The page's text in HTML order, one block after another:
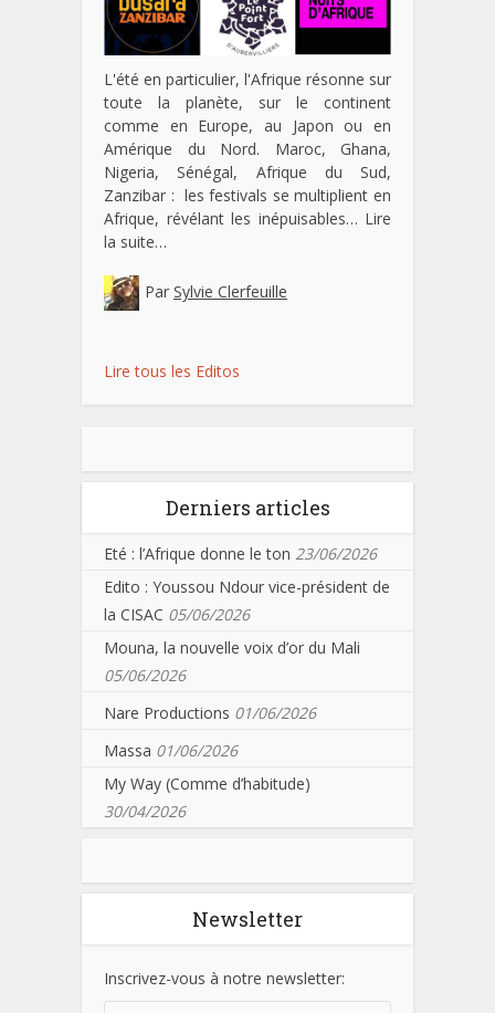
L'été en particulier, l'Afrique résonne sur
toute la planète, sur le continent
comme en Europe, au Japon ou en
Amérique du Nord. Maroc, Ghana,
Nigeria, Sénégal, Afrique du Sud,
Zanzibar : les festivals se multiplient en
Afrique, révélant les inépuisables… Lire
la suite…
Par Sylvie Clerfeuille
Lire tous les Editos
Derniers articles
Eté : l’Afrique donne le ton 23/06/2026
Edito : Youssou Ndour vice-président de
la CISAC 05/06/2026
Mouna, la nouvelle voix d’or du Mali
05/06/2026
Nare Productions 01/06/2026
Massa 01/06/2026
My Way (Comme d’habitude)
30/04/2026
Newsletter
Inscrivez-vous à notre newsletter: